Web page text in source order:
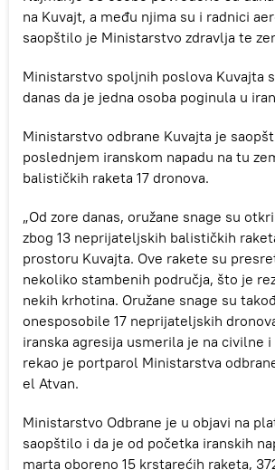
na Kuvajt, a među njima su i radnici
saopštilo je Ministarstvo zdravlja te
Ministarstvo spoljnih poslova Kuvajta
danas da je jedna osoba poginula u
Ministarstvo odbrane Kuvajta je
poslednjem iranskom napadu na tu
balističkih raketa 17 dronova.
„Od zore danas, oružane snage su
zbog 13 neprijateljskih balističkih
prostoru Kuvajta. Ove rakete su
nekoliko stambenih područja, što je
nekih krhotina. Oružane snage su
onesposobile 17 neprijateljskih
iranska agresija usmerila je na civilne
rekao je portparol Ministarstva
el Atvan.
Ministarstvo Odbrane je u objavi na
saopštilo i da je od početka iranskih
marta oboreno 15 krstarećih raketa,